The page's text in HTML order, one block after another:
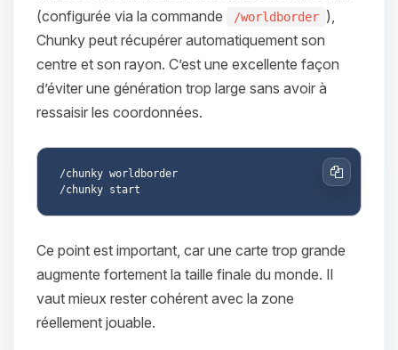
(configurée via la commande
/worldborder ),
Chunky peut récupérer automatiquement son
centre et son rayon. C’est une excellente façon
d’éviter une génération trop large sans avoir à
ressaisir les coordonnées.
/chunky worldborder
Copier
Ce point est important, car une carte trop grande
augmente fortement la taille finale du monde. Il
vaut mieux rester cohérent avec la zone
réellement jouable.